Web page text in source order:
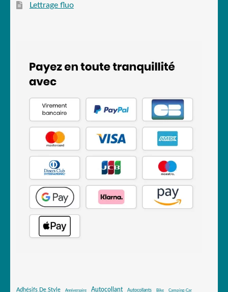
Lettrage fluo
Adhésifs De Style Anniversaire Autocollant Autocollants Bike Camping-Car